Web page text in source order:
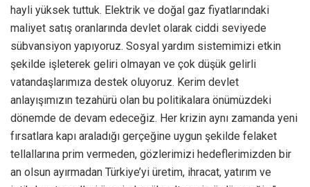
hayli yüksek tuttuk. Elektrik ve doğal gaz fiyatlarındaki
maliyet satış oranlarında devlet olarak ciddi seviyede
sübvansiyon yapıyoruz. Sosyal yardım sistemimizi etkin
şekilde işleterek geliri olmayan ve çok düşük gelirli
vatandaşlarımıza destek oluyoruz. Kerim devlet
anlayışımızın tezahürü olan bu politikalara önümüzdeki
dönemde de devam edeceğiz. Her krizin aynı zamanda yeni
fırsatlara kapı araladığı gerçeğine uygun şekilde felaket
tellallarına prim vermeden, gözlerimizi hedeflerimizden bir
an olsun ayırmadan Türkiye’yi üretim, ihracat, yatırım ve